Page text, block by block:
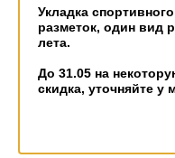
Укладка
разметок, один вид
лета.
До 31.05 на
скидка, уточняйте у